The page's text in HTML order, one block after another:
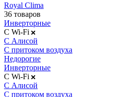
Royal Clima
36 товаров
Инверторные
С Wi-Fi
С Алисой
С притоком воздуха
Недорогие
Инверторные
С Wi-Fi
С Алисой
С притоком воздуха